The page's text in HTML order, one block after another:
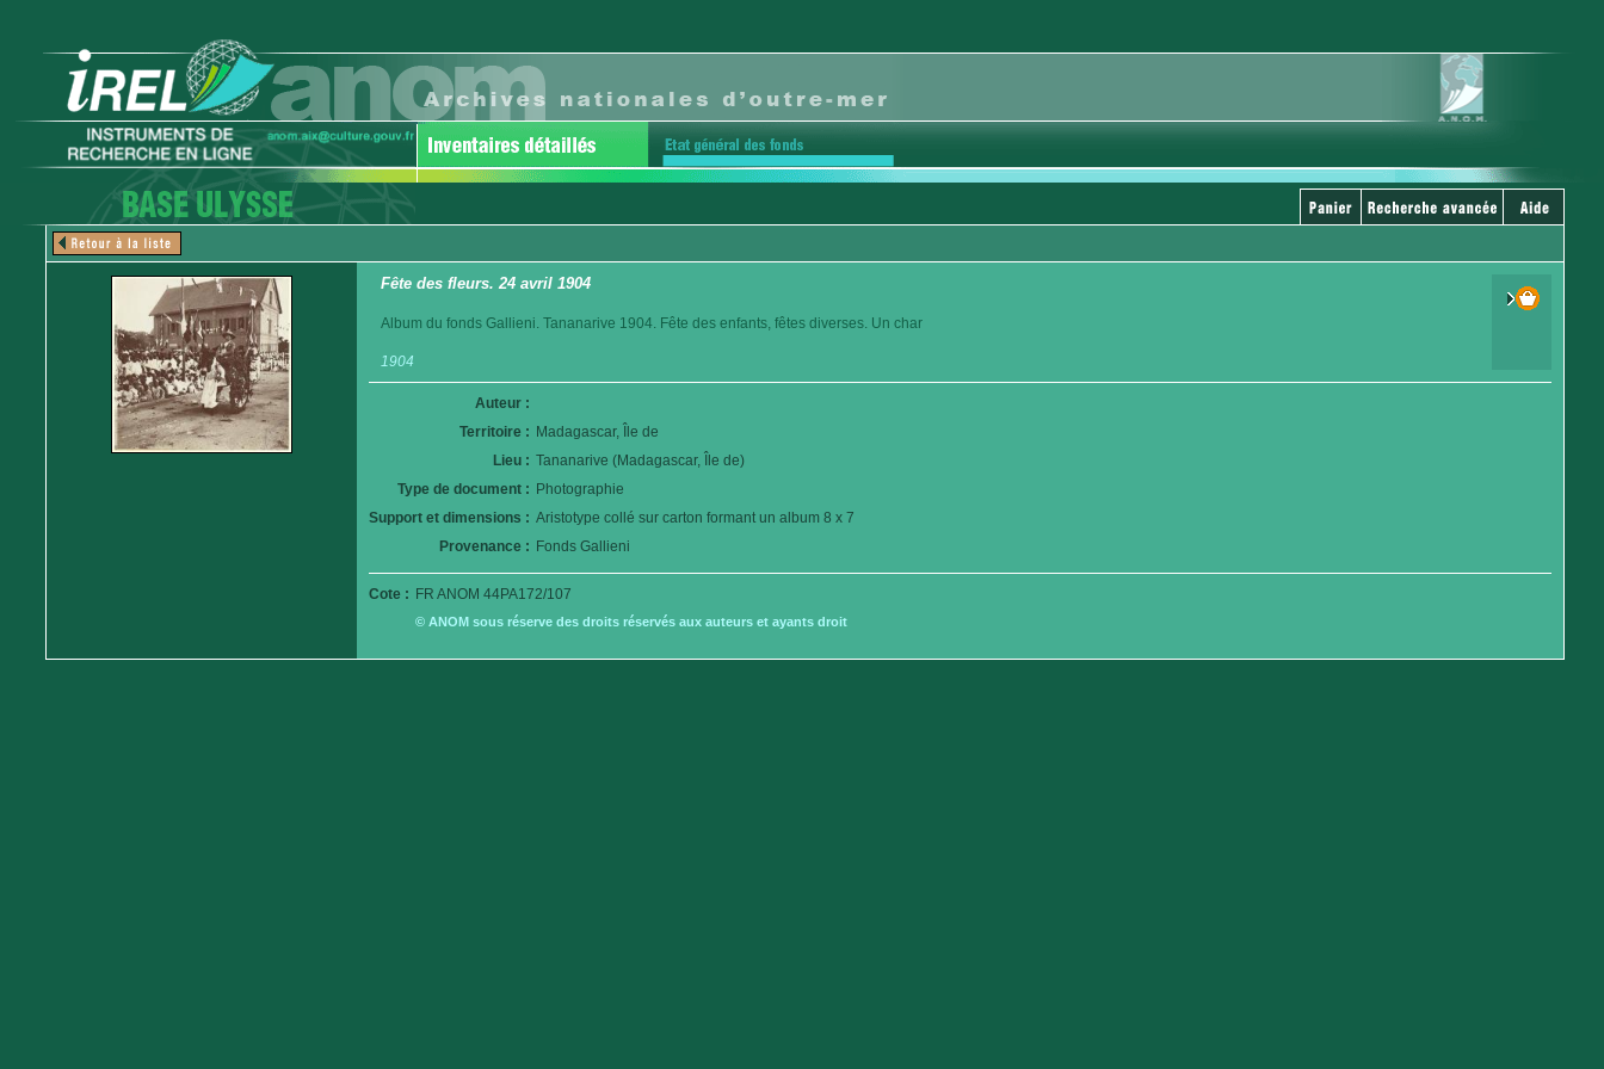
Fête des fleurs. 24 avril 1904
Album du fonds Gallieni. Tananarive 1904. Fête des enfants, fêtes diverses. Un char
1904
Auteur :
Territoire : Madagascar, Île de
Lieu : Tananarive (Madagascar, Île de)
Type de document : Photographie
Support et dimensions : Aristotype collé sur carton formant un album 8 x 7
Provenance : Fonds Gallieni
Cote : FR ANOM 44PA172/107
© ANOM sous réserve des droits réservés aux auteurs et ayants droit